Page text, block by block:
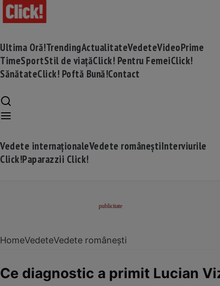
Ultima Oră!TrendingActualitateVedeteVideoPrime
TimeSportStil de viațăClick! Pentru FemeiClick!
SănătateClick! Poftă Bună!Contact
Vedete internaționaleVedete româneștiInterviurile
Click!Paparazzii Click!
HomeVedeteVedete românești
Ce diagnostic a primit Lucian